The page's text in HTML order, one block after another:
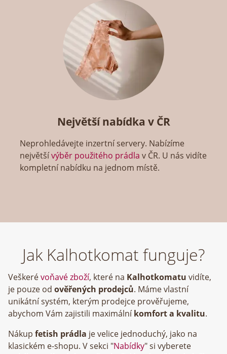
Největší nabídka v ČR
Neprohledávejte inzertní servery. Nabízíme
největšívýběr použitého prádla v ČR. U nás vidíte
kompletní nabídku na jednom místě.
Jak Kalhotkomat funguje?
Veškerévoňavé zboží, které na Kalhotkomatu vidíte,
je pouze od ověřených prodejců. Máme vlastní
unikátní systém, kterým prodejce prověřujeme,
abychom Vám zajistili maximálníkomfort a kvalitu.
Nákup fetish prádla je velice jednoduchý, jako na
klasickém e-shopu. V sekci "Nabídky" si vyberete